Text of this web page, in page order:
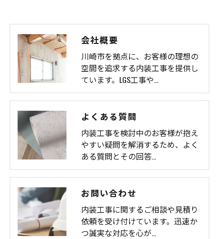
会社概要
川崎市を拠点に、お客様の理想の
空間を追求する内装工事を提供し
ています。LGS工事や…
よくある質問
内装工事を検討中のお客様が抱え
やすい疑問を解消するため、よく
ある質問とその回答…
お問い合わせ
内装工事に関するご相談や見積り
依頼を受け付けています。迅速か
つ誠実な対応を心が…